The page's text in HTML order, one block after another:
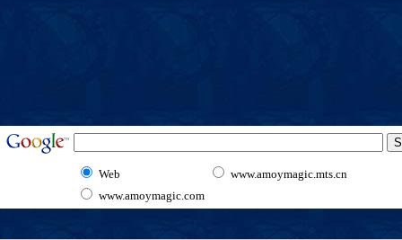
Web
www.amoymagic.mts.cn
www.amoymagic.com